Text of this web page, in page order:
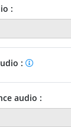
:
:
audio :